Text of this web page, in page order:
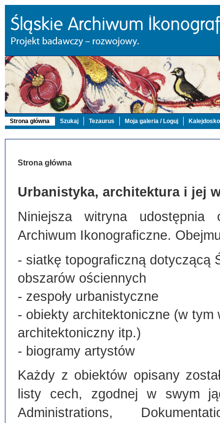
Strona główna Szukaj Tezaurus Moja galeria / Loguj
Strona główna
Urbanistyka, architektura i jej
Niniejsza witryna
Archiwum Ikonograficzne.
- siatkę topograficzną dotyczącą
obszarów ościennych
- zespoły urbanistyczne
- obiekty architektoniczne (w
architektoniczny itp.)
- biogramy artystów
Każdy z obiektów opisany
listy cech, zgodnej w swym
Administrations,